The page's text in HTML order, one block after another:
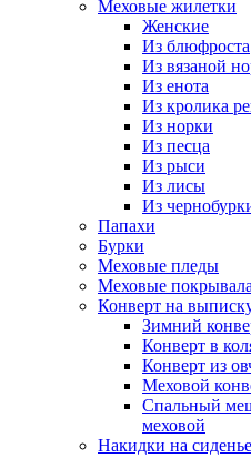
Меховые жилетки
Женские
Из блюфроста
Из вязаной
Из енота
Из кролика
Из норки
Из песца
Из рыси
Из лисы
Из
Папахи
Бурки
Меховые пледы
Меховые покрывала
Конверт на
Зимний
Конверт в
Конверт из
Меховой
Спальный
меховой
Накидки на сиденье